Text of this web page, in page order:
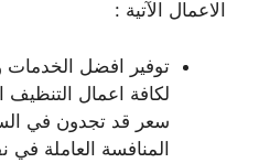
الاعمال الآتية :
توفير افضل الخدمات
لكافة اعمال
سعر قد تجدون في
المنافسة العاملة